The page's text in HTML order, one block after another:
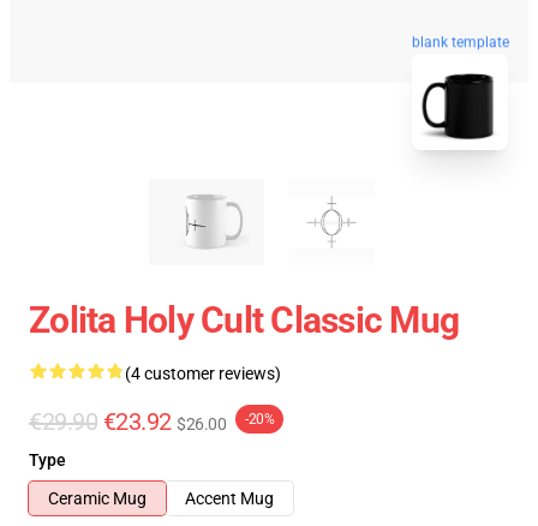
blank template
Zolita Holy Cult Classic Mug
(4 customer reviews)
€29.90 €23.92 $26.00 -20%
Type
Ceramic Mug
Accent Mug